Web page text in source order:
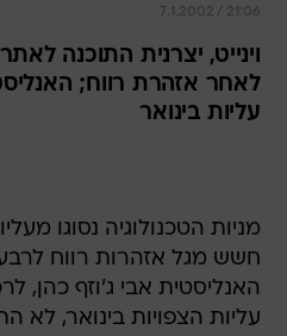
7.1.2002 / 21:06
לאחר אזהרת רווח;
עליות בינואר
מניות הטכנולוגיה נסוגו
חשש מגל אזהרות רווח
האנליסטית אבי ג'וזף כהן,
עליות הצפויות בינואר, לא